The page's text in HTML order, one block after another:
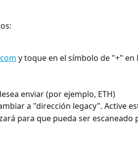
y toque en el símbolo de "+"
enviar (por ejemplo, ETH)
a "dirección legacy". Active
para que pueda ser escaneado